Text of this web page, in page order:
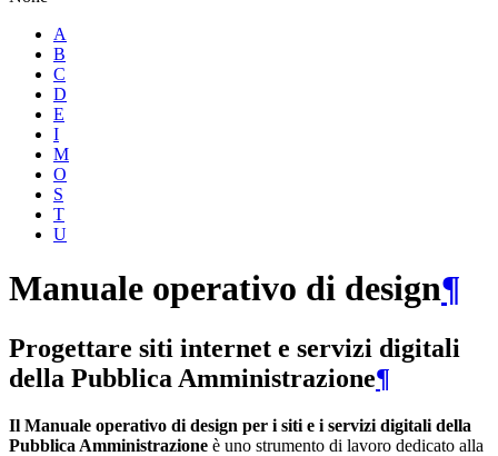
A
B
C
D
E
I
M
O
S
T
U
Manuale operativo di design¶
Progettare siti internet e servizi digitali
della Pubblica Amministrazione¶
Il Manuale operativo di design per i siti e i servizi digitali della
Pubblica Amministrazione è uno strumento di lavoro dedicato alla